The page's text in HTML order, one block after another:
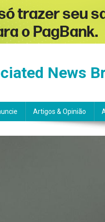
News
Artigos & Opinião